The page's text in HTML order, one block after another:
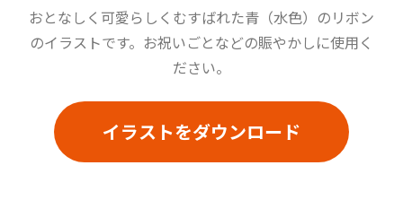
おとなしく可愛らしくむすばれた青（水色）のリボン
のイラストです。お祝いごとなどの賑やかしに使用く
ださい。
イラストをダウンロード